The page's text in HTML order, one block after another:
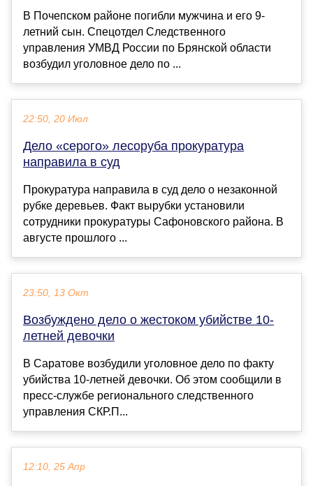
В Почепском районе погибли мужчина и его 9-
летний сын. Спецотдел Следственного
управления УМВД России по Брянской области
возбудил уголовное дело по ...
22:50, 20 Июл
Дело «серого» лесоруба прокуратура
направила в суд
Прокуратура направила в суд дело о незаконной
рубке деревьев. Факт вырубки установили
сотрудники прокуратуры Сафоновского района. В
августе прошлого ...
23:50, 13 Окт
Возбуждено дело о жестоком убийстве 10-
летней девочки
В Саратове возбудили уголовное дело по факту
убийства 10-летней девочки. Об этом сообщили в
пресс-службе регионального следственного
управления СКР.П...
12:10, 25 Апр